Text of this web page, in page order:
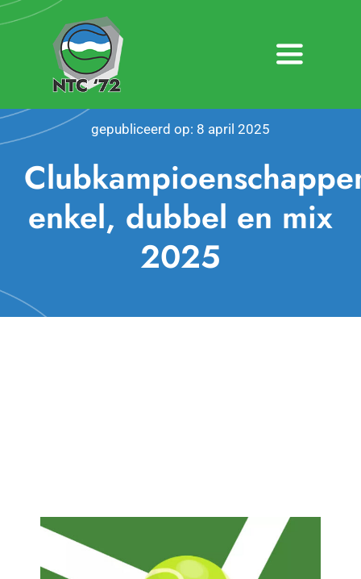
Ga
naar
Toggle
Home
Over NTC ’72
gepubliceerd op: 8 april 2025
enkel, dubbel en mix
2025